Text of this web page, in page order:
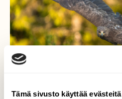
Tämä sivusto käyttää evästeitä